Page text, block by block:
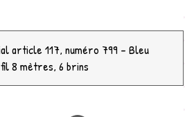
article 117, numéro 799 - Bleu
8 mètres, 6 brins